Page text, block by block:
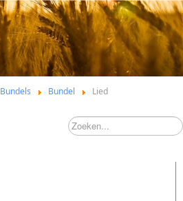
Bundels Bundel Lied